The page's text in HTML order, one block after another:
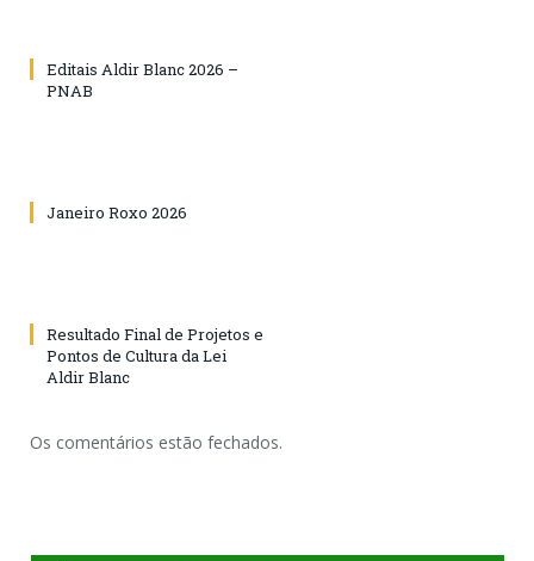
Editais Aldir Blanc 2026 –
PNAB
Janeiro Roxo 2026
Resultado Final de Projetos e
Pontos de Cultura da Lei
Aldir Blanc
Os comentários estão fechados.